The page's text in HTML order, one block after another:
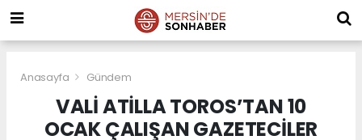
Anasayfa Gündem
VALİ ATİLLA TOROS’TAN 10
OCAK ÇALIŞAN GAZETECİLER